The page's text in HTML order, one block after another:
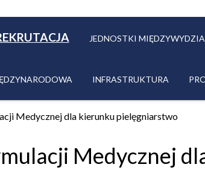
JEDNOSTKI
INFRASTRUKTURA
Medycznej dla kierunku pielęgniarstwo
Medycznej